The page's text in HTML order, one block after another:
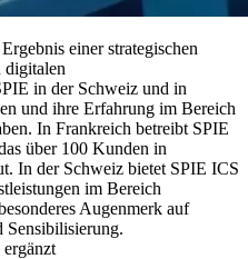
einer strategischen
digitalen
in der Schweiz und in
und ihre Erfahrung im Bereich
In Frankreich betreibt SPIE
über 100 Kunden in
In der Schweiz bietet SPIE ICS
im Bereich
Augenmerk auf
Sensibilisierung.